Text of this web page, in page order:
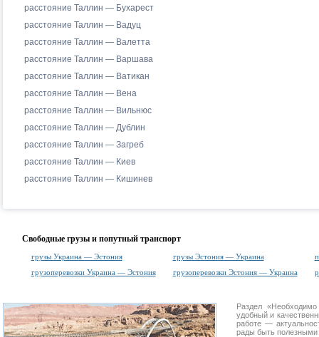
расстояние Таллин — Бухарест
расстояние Таллин — Вадуц
расстояние Таллин — Валетта
расстояние Таллин — Варшава
расстояние Таллин — Ватикан
расстояние Таллин — Вена
расстояние Таллин — Вильнюс
расстояние Таллин — Дублин
расстояние Таллин — Загреб
расстояние Таллин — Киев
расстояние Таллин — Кишинев
Свободные грузы и попутный транспорт
грузы Украина — Эстония грузы Эстония — Украина
грузоперевозки Украина — Эстония
грузоперевозки Эстония — Украина
Раздел
удобный и
работе —
рады быть полезными